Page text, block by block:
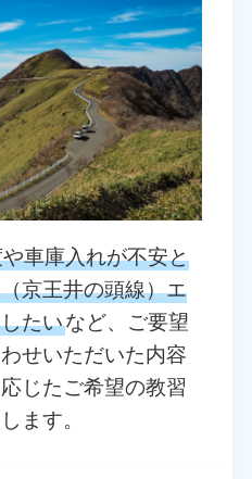
車庫入れが不安と
京王井の頭線）エ
たいなど、ご要望
せいただいた内容
じたご希望の教習
ます。